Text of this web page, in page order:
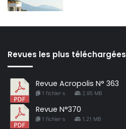
Revues les plus téléchargées
Revue Acropolis N° 363
1 fichier·s 2.95 MB
Revue N°370
1 fichier·s 1.21 MB